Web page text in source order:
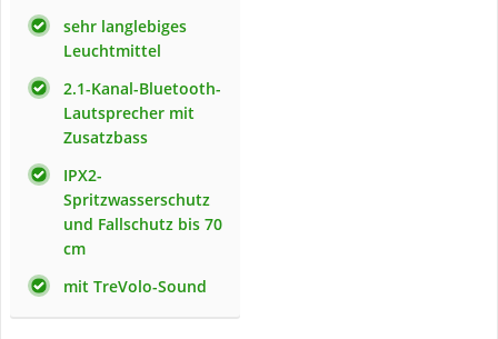
sehr langlebiges
Leuchtmittel
2.1-Kanal-Bluetooth-
Lautsprecher mit
Zusatzbass
IPX2-
Spritzwasserschutz
und Fallschutz bis 70
cm
mit TreVolo-Sound